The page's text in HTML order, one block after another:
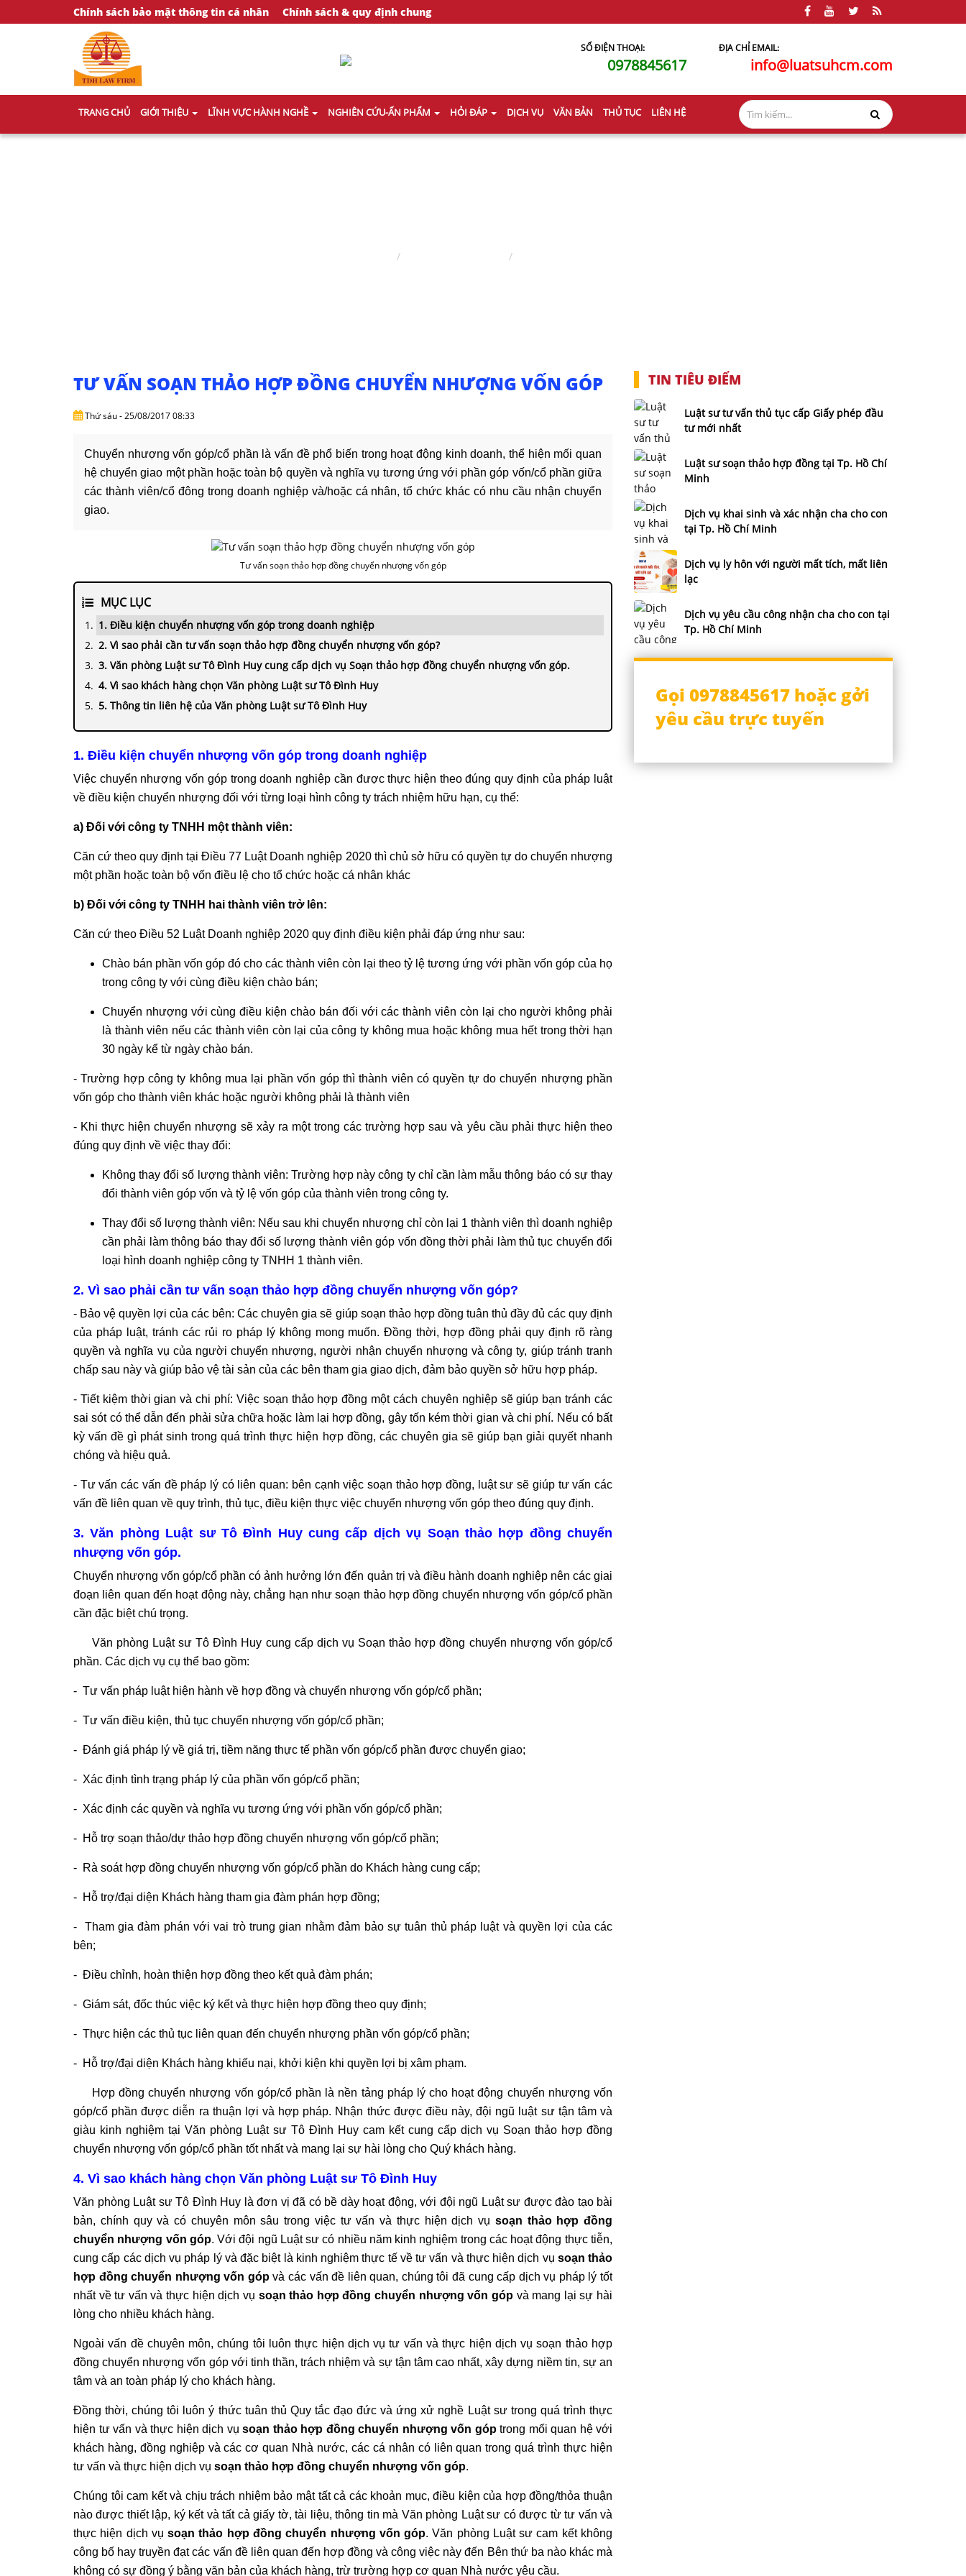
Chính sách bảo mật thông tin cá nhân Chính sách & quy định chung
SỐ ĐIỆN THOẠI:
0978845617
ĐỊA CHỈ EMAIL:
info@luatsuhcm.com
TRANG CHỦ GIỚI THIỆU LĨNH VỰC HÀNH NGHỀ NGHIÊN CỨU-ẤN PHẨM HỎI ĐÁP DỊCH VỤ VĂN BẢN THỦ TỤC LIÊN HỆ
TƯ VẤN SOẠN THẢO HỢP ĐỒNG CHUYỂN NHƯỢNG VỐN GÓP
Thứ sáu - 25/08/2017 08:33
Chuyển nhượng vốn góp/cổ phần là vấn đề phổ biến trong hoạt động kinh doanh, thể hiện mối quan
hệ chuyển giao một phần hoặc toàn bộ quyền và nghĩa vụ tương ứng với phần góp vốn/cổ phần giữa
các thành viên/cổ đông trong doanh nghiệp và/hoặc cá nhân, tổ chức khác có nhu cầu nhận chuyển
giao.
Tư vấn soạn thảo hợp đồng chuyển nhượng vốn góp
MỤC LỤC
1. Điều kiện chuyển nhượng vốn góp trong doanh nghiệp
2. Vì sao phải cần tư vấn soạn thảo hợp đồng chuyển nhượng vốn góp?
3. Văn phòng Luật sư Tô Đình Huy cung cấp dịch vụ Soạn thảo hợp đồng chuyển nhượng vốn góp.
4. Vì sao khách hàng chọn Văn phòng Luật sư Tô Đình Huy
5. Thông tin liên hệ của Văn phòng Luật sư Tô Đình Huy
1. Điều kiện chuyển nhượng vốn góp trong doanh nghiệp
Việc chuyển nhượng vốn góp trong doanh nghiệp cần được thực hiện theo đúng quy định của pháp luật
về điều kiện chuyển nhượng đối với từng loại hình công ty trách nhiệm hữu hạn, cụ thể:
a) Đối với công ty TNHH một thành viên:
Căn cứ theo quy định tại Điều 77 Luật Doanh nghiệp 2020 thì chủ sở hữu có quyền tự do chuyển nhượng
một phần hoặc toàn bộ vốn điều lệ cho tổ chức hoặc cá nhân khác
b) Đối với công ty TNHH hai thành viên trở lên:
Căn cứ theo Điều 52 Luật Doanh nghiệp 2020 quy định điều kiện phải đáp ứng như sau:
Chào bán phần vốn góp đó cho các thành viên còn lại theo tỷ lệ tương ứng với phần vốn góp của họ
trong công ty với cùng điều kiện chào bán;
Chuyển nhượng với cùng điều kiện chào bán đối với các thành viên còn lại cho người không phải
là thành viên nếu các thành viên còn lại của công ty không mua hoặc không mua hết trong thời hạn
30 ngày kể từ ngày chào bán.
- Trường hợp công ty không mua lại phần vốn góp thì thành viên có quyền tự do chuyển nhượng phần
vốn góp cho thành viên khác hoặc người không phải là thành viên
- Khi thực hiện chuyển nhượng sẽ xảy ra một trong các trường hợp sau và yêu cầu phải thực hiện theo
đúng quy định về việc thay đổi:
Không thay đổi số lượng thành viên: Trường hợp này công ty chỉ cần làm mẫu thông báo có sự thay
đổi thành viên góp vốn và tỷ lệ vốn góp của thành viên trong công ty.
Thay đổi số lượng thành viên: Nếu sau khi chuyển nhượng chỉ còn lại 1 thành viên thì doanh nghiệp
cần phải làm thông báo thay đổi số lượng thành viên góp vốn đồng thời phải làm thủ tục chuyển đổi
loại hình doanh nghiệp công ty TNHH 1 thành viên.
2. Vì sao phải cần tư vấn soạn thảo hợp đồng chuyển nhượng vốn góp?
- Bảo vệ quyền lợi của các bên: Các chuyên gia sẽ giúp soạn thảo hợp đồng tuân thủ đầy đủ các quy định
của pháp luật, tránh các rủi ro pháp lý không mong muốn. Đồng thời, hợp đồng phải quy định rõ ràng
quyền và nghĩa vụ của người chuyển nhượng, người nhận chuyển nhượng và công ty, giúp tránh tranh
chấp sau này và giúp bảo vệ tài sản của các bên tham gia giao dịch, đảm bảo quyền sở hữu hợp pháp.
- Tiết kiệm thời gian và chi phí: Việc soạn thảo hợp đồng một cách chuyên nghiệp sẽ giúp bạn tránh các
sai sót có thể dẫn đến phải sửa chữa hoặc làm lại hợp đồng, gây tốn kém thời gian và chi phí. Nếu có bất
kỳ vấn đề gì phát sinh trong quá trình thực hiện hợp đồng, các chuyên gia sẽ giúp bạn giải quyết nhanh
chóng và hiệu quả.
- Tư vấn các vấn đề pháp lý có liên quan: bên cạnh việc soạn thảo hợp đồng, luật sư sẽ giúp tư vấn các
vấn đề liên quan về quy trình, thủ tục, điều kiện thực việc chuyển nhượng vốn góp theo đúng quy định.
3. Văn phòng Luật sư Tô Đình Huy cung cấp dịch vụ Soạn thảo hợp đồng chuyển
nhượng vốn góp.
Chuyển nhượng vốn góp/cổ phần có ảnh hưởng lớn đến quản trị và điều hành doanh nghiệp nên các giai
đoạn liên quan đến hoạt động này, chẳng hạn như soạn thảo hợp đồng chuyển nhượng vốn góp/cổ phần
cần đặc biệt chú trọng.
Văn phòng Luật sư Tô Đình Huy cung cấp dịch vụ Soạn thảo hợp đồng chuyển nhượng vốn góp/cổ
phần. Các dịch vụ cụ thể bao gồm:
- Tư vấn pháp luật hiện hành về hợp đồng và chuyển nhượng vốn góp/cổ phần;
- Tư vấn điều kiện, thủ tục chuyển nhượng vốn góp/cổ phần;
- Đánh giá pháp lý về giá trị, tiềm năng thực tế phần vốn góp/cổ phần được chuyển giao;
- Xác định tình trạng pháp lý của phần vốn góp/cổ phần;
- Xác định các quyền và nghĩa vụ tương ứng với phần vốn góp/cổ phần;
- Hỗ trợ soạn thảo/dự thảo hợp đồng chuyển nhượng vốn góp/cổ phần;
- Rà soát hợp đồng chuyển nhượng vốn góp/cổ phần do Khách hàng cung cấp;
- Hỗ trợ/đại diện Khách hàng tham gia đàm phán hợp đồng;
- Tham gia đàm phán với vai trò trung gian nhằm đảm bảo sự tuân thủ pháp luật và quyền lợi của các
bên;
- Điều chỉnh, hoàn thiện hợp đồng theo kết quả đàm phán;
- Giám sát, đốc thúc việc ký kết và thực hiện hợp đồng theo quy định;
- Thực hiện các thủ tục liên quan đến chuyển nhượng phần vốn góp/cổ phần;
- Hỗ trợ/đại diện Khách hàng khiếu nại, khởi kiện khi quyền lợi bị xâm phạm.
Hợp đồng chuyển nhượng vốn góp/cổ phần là nền tảng pháp lý cho hoạt động chuyển nhượng vốn
góp/cổ phần được diễn ra thuận lợi và hợp pháp. Nhận thức được điều này, đội ngũ luật sư tận tâm và
giàu kinh nghiệm tại Văn phòng Luật sư Tô Đình Huy cam kết cung cấp dịch vụ Soạn thảo hợp đồng
chuyển nhượng vốn góp/cổ phần tốt nhất và mang lại sự hài lòng cho Quý khách hàng.
4. Vì sao khách hàng chọn Văn phòng Luật sư Tô Đình Huy
Văn phòng Luật sư Tô Đình Huy là đơn vị đã có bề dày hoạt động, với đội ngũ Luật sư được đào tạo bài
bản, chính quy và có chuyên môn sâu trong việc tư vấn và thực hiện dịch vụ soạn thảo hợp đồng
chuyển nhượng vốn góp. Với đội ngũ Luật sư có nhiều năm kinh nghiệm trong các hoạt động thực tiễn,
cung cấp các dịch vụ pháp lý và đặc biệt là kinh nghiệm thực tế về tư vấn và thực hiện dịch vụ soạn thảo
hợp đồng chuyển nhượng vốn gópvà các vấn đề liên quan, chúng tôi đã cung cấp dịch vụ pháp lý tốt
nhất về tư vấn và thực hiện dịch vụ soạn thảo hợp đồng chuyển nhượng vốn gópvà mang lại sự hài
lòng cho nhiều khách hàng.
Ngoài vấn đề chuyên môn, chúng tôi luôn thực hiện dịch vụ tư vấn và thực hiện dịch vụ soạn thảo hợp
đồng chuyển nhượng vốn góp với tinh thần, trách nhiệm và sự tận tâm cao nhất, xây dựng niềm tin, sự an
tâm và an toàn pháp lý cho khách hàng.
Đồng thời, chúng tôi luôn ý thức tuân thủ Quy tắc đạo đức và ứng xử nghề Luật sư trong quá trình thực
hiện tư vấn và thực hiện dịch vụ soạn thảo hợp đồng chuyển nhượng vốn góptrong mối quan hệ với
khách hàng, đồng nghiệp và các cơ quan Nhà nước, các cá nhân có liên quan trong quá trình thực hiện
tư vấn và thực hiện dịch vụ soạn thảo hợp đồng chuyển nhượng vốn góp.
Chúng tôi cam kết và chịu trách nhiệm bảo mật tất cả các khoản mục, điều kiện của hợp đồng/thỏa thuận
nào được thiết lập, ký kết và tất cả giấy tờ, tài liệu, thông tin mà Văn phòng Luật sư có được từ tư vấn và
thực hiện dịch vụsoạn thảo hợp đồng chuyển nhượng vốn góp. Văn phòng Luật sư cam kết không
công bố hay truyền đạt các vấn đề liên quan đến hợp đồng và công việc này đến Bên thứ ba nào khác mà
không có sự đồng ý bằng văn bản của khách hàng, trừ trường hợp cơ quan Nhà nước yêu cầu.
TIN TIÊU ĐIỂM
Luật sư tư vấn thủ tục cấp Giấy phép đầu
tư mới nhất
Luật sư soạn thảo hợp đồng tại Tp. Hồ Chí
Minh
Dịch vụ khai sinh và xác nhận cha cho con
tại Tp. Hồ Chí Minh
Dịch vụ ly hôn với người mất tích, mất liên
lạc
Dịch vụ yêu cầu công nhận cha cho con tại
Tp. Hồ Chí Minh
Gọi 0978845617 hoặc gởi
yêu cầu trực tuyến